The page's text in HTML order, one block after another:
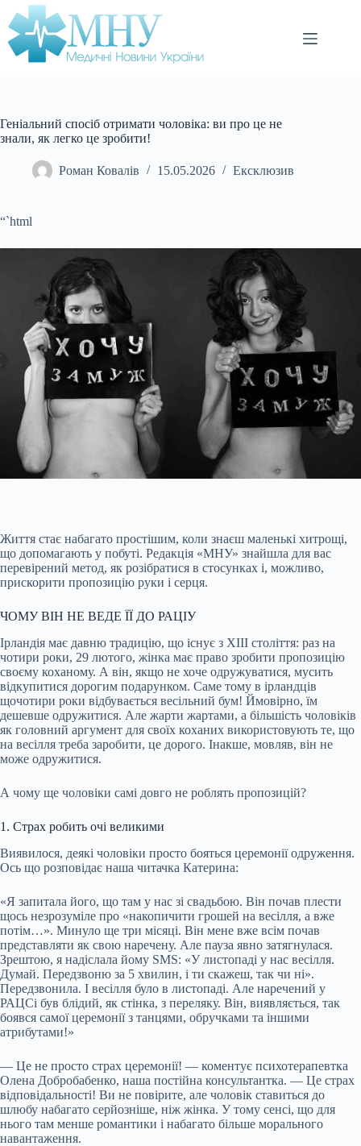
Перейти
до
вмісту
Геніальний спосіб отримати чоловіка: ви про це не
знали, як легко це зробити!
Роман Ковалів 15.05.2026 Ексклюзив
“`html
Життя стає набагато простішим, коли знаєш маленькі хитрощі,
що допомагають у побуті. Редакція «МНУ» знайшла для вас
перевірений метод, як розібратися в стосунках і, можливо,
прискорити пропозицію руки і серця.
ЧОМУ ВІН НЕ ВЕДЕ ЇЇ ДО РАЦІУ
Ірландія має давню традицію, що існує з XIII століття: раз на
чотири роки, 29 лютого, жінка має право зробити пропозицію
своєму коханому. А він, якщо не хоче одружуватися, мусить
відкупитися дорогим подарунком. Саме тому в ірландців
щочотири роки відбувається весільний бум! Ймовірно, їм
дешевше одружитися. Але жарти жартами, а більшість чоловіків
як головний аргумент для своїх коханих використовують те, що
на весілля треба заробити, це дорого. Інакше, мовляв, він не
може одружитися.
А чому ще чоловіки самі довго не роблять пропозицій?
1. Страх робить очі великими
Виявилося, деякі чоловіки просто бояться церемонії одруження.
Ось що розповідає наша читачка Катерина:
«Я запитала його, що там у нас зі свадьбою. Він почав плести
щось незрозуміле про «накопичити грошей на весілля, а вже
потім…». Минуло ще три місяці. Він мене вже всім почав
представляти як свою наречену. Але пауза явно затягнулася.
Зрештою, я надіслала йому SMS: «У листопаді у нас весілля.
Думай. Передзвоню за 5 хвилин, і ти скажеш, так чи ні».
Передзвонила. І весілля було в листопаді. Але наречений у
РАЦСі був блідий, як стінка, з переляку. Він, виявляється, так
боявся самої церемонії з танцями, обручками та іншими
атрибутами!»
— Це не просто страх церемонії! — коментує психотерапевтка
Олена Добробабенко, наша постійна консультантка. — Це страх
відповідальності! Ви не повірите, але чоловік ставиться до
шлюбу набагато серйозніше, ніж жінка. У тому сенсі, що для
нього там менше романтики і набагато більше морального
навантаження.